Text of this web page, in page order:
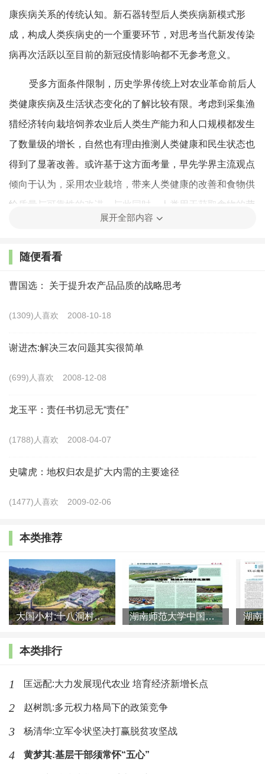
康疾病关系的传统认知。新石器转型后人类疾病新模式形
成，构成人类疾病史的一个重要环节，对思考当代新发传染
病再次活跃以至目前的新冠疫情影响都不无参考意义。
受多方面条件限制，历史学界传统上对农业革命前后人
类健康疾病及生活状态变化的了解比较有限。考虑到采集渔
猎经济转向栽培饲养农业后人类生产能力和人口规模都发生
了数量级的增长，自然也有理由推测人类健康和民生状态也
得到了显著改善。或许基于这方面考量，早先学界主流观点
倾向于认为，采用农业栽培，带来人类健康的改善和食物供
给质量与可靠性的改进，与此同时，人类用于获取食物的劳
动投入减少。历史学家还认为，告别采集经济提升了人类群
物所需劳动力投入的成本。这类有关新石器转型对人类经济
福利与健康改善的传统观点，显然体现了与单维度线性历史
善论提出质疑。如埃斯特·博塞拉普1965年出版的《农业增
长的条件》一书分析，新石器时代农业技术进步是人口压力
减，暗含对农民状况改善论的质疑。后又有研究发现，早期
的采集部落人口的劳作强度低于后来的栽培耕作者，并且采
好于新石器时期的农民，直接挑战了“农民比狩猎者过得更
而强调这并非必然意味着获取食物的困难下降与闲暇时间的
观点拉开了有关农业革命对人类健康疾病影响再评估的序
幕。
问题在于，如何得到有说服力的经验证据检验上述观点
分歧。虽然对近现代个别地区仍存的游牧采集部落人类学观
学对人类远古遗存发掘的资料中获取。这类考古资料可获得
性及其分析方法上存在的局限性，使得检验上述有分歧的观
点面临特殊困难。所幸这种情况不久就发生了显著变化，特
展开全部内容
随便看看
曹国选： 关于提升农产品品质的战略思考
(1309)人喜欢 2008-10-18
谢进杰:解决三农问题其实很简单
(699)人喜欢 2008-12-08
龙玉平：责任书切忌无“责任”
(1788)人喜欢 2008-04-07
史啸虎：地权归农是扩大内需的主要途径
(1477)人喜欢 2009-02-06
本类推荐
大国小村:十八洞村的现代变迁是一道美丽的风景线 湖南师范大学中国乡村振兴研究院课题组:突出地域特色 推进乡村
本类排行
1 匡远配:大力发展现代农业 培育经济新增长点
2 赵树凯:多元权力格局下的政策竞争
3 杨清华:立军令状坚决打赢脱贫攻坚战
4 黄梦其:基层干部须常怀“五心”